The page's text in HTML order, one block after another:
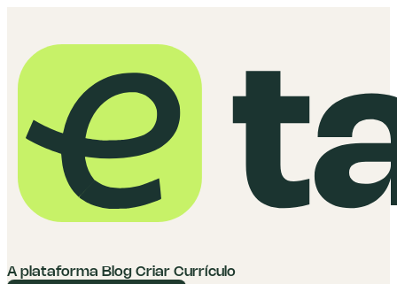
A plataforma Blog Criar Currículo